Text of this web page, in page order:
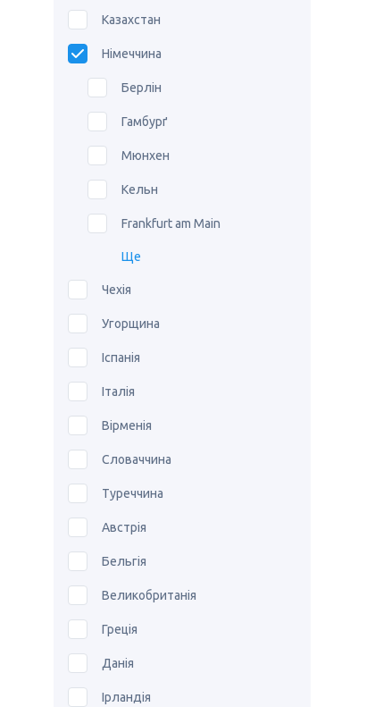
Казахстан
Німеччина
Берлін
Гамбурґ
Мюнхен
Кельн
Frankfurt am Main
Ще
Чехія
Угорщина
Іспанія
Італія
Вірменія
Словаччина
Туреччина
Австрія
Бельгія
Великобританія
Греція
Данія
Ірландія